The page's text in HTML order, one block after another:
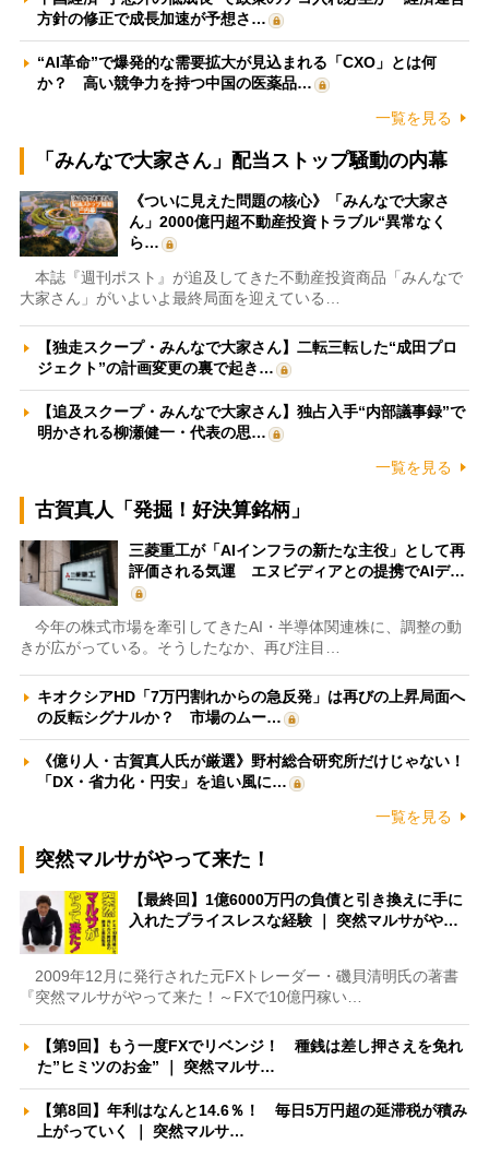
方針の修正で成長加速が予想さ…
“AI革命”で爆発的な需要拡大が見込まれる「CXO」とは何
か？ 高い競争力を持つ中国の医薬品…
一覧を見る
「みんなで大家さん」配当ストップ騒動の内幕
《ついに見えた問題の核心》「みんなで大家さ
ん」2000億円超不動産投資トラブル“異常なく
ら…
本誌『週刊ポスト』が追及してきた不動産投資商品「みんなで
大家さん」がいよいよ最終局面を迎えている…
【独走スクープ・みんなで大家さん】二転三転した“成田プロ
ジェクト”の計画変更の裏で起き…
【追及スクープ・みんなで大家さん】独占入手“内部議事録”で
明かされる柳瀬健一・代表の思…
一覧を見る
古賀真人「発掘！好決算銘柄」
三菱重工が「AIインフラの新たな主役」として再
評価される気運 エヌビディアとの提携でAIデ…
今年の株式市場を牽引してきたAI・半導体関連株に、調整の動
きが広がっている。そうしたなか、再び注目…
キオクシアHD「7万円割れからの急反発」は再びの上昇局面へ
の反転シグナルか？ 市場のムー…
《億り人・古賀真人氏が厳選》野村総合研究所だけじゃない！
「DX・省力化・円安」を追い風に…
一覧を見る
突然マルサがやって来た！
【最終回】1億6000万円の負債と引き換えに手に
入れたプライスレスな経験 ｜ 突然マルサがや…
2009年12月に発行された元FXトレーダー・磯貝清明氏の著書
『突然マルサがやって来た！～FXで10億円稼い…
【第9回】もう一度FXでリベンジ！ 種銭は差し押さえを免れ
た”ヒミツのお金” ｜ 突然マルサ…
【第8回】年利はなんと14.6％！ 毎日5万円超の延滞税が積み
上がっていく ｜ 突然マルサ…